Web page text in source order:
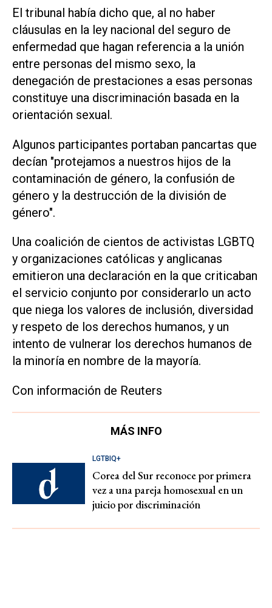
El tribunal había dicho que, al no haber
cláusulas en la ley nacional del seguro de
enfermedad que hagan referencia a la unión
entre personas del mismo sexo, la
denegación de prestaciones a esas personas
constituye una discriminación basada en la
orientación sexual.
Algunos participantes portaban pancartas que
decían "protejamos a nuestros hijos de la
contaminación de género, la confusión de
género y la destrucción de la división de
género".
Una coalición de cientos de activistas LGBTQ
y organizaciones católicas y anglicanas
emitieron una declaración en la que criticaban
el servicio conjunto por considerarlo un acto
que niega los valores de inclusión, diversidad
y respeto de los derechos humanos, y un
intento de vulnerar los derechos humanos de
la minoría en nombre de la mayoría.
Con información de Reuters
MÁS INFO
LGTBIQ+
Corea del Sur reconoce por primera
vez a una pareja homosexual en un
juicio por discriminación